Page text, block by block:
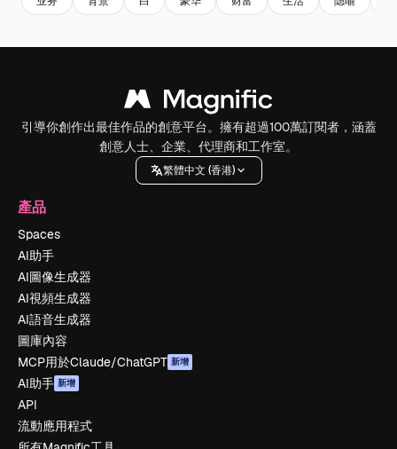
引導你創作出最佳作品的創意平台。擁有超過100萬訂閱者，涵蓋
創意人士、企業、代理商和工作室。
繁體中文 (香港)
產品
Spaces
AI助手
AI圖像生成器
AI視頻生成器
AI語音生成器
圖庫內容
MCP用於Claude/ChatGPT 新增
AI助手 新增
API
流動應用程式